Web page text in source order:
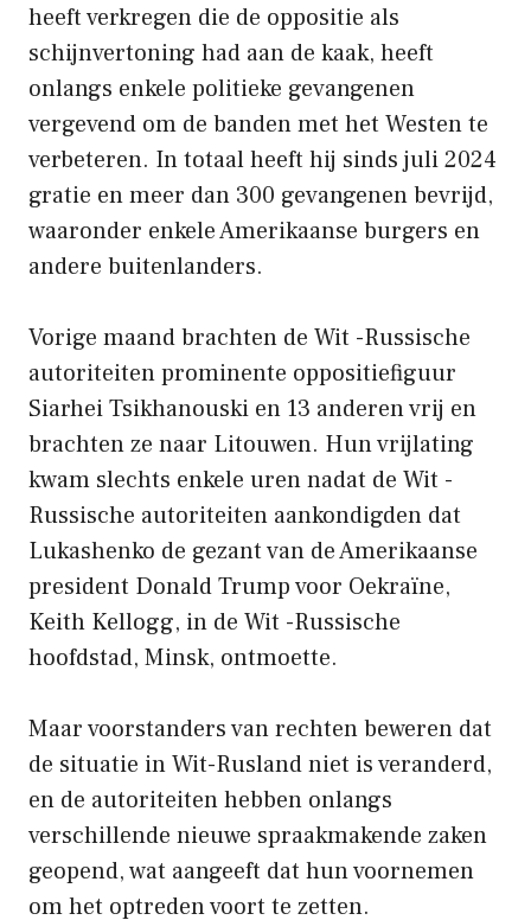
heeft verkregen die de oppositie als
schijnvertoning had aan de kaak, heeft
onlangs enkele politieke gevangenen
vergevend om de banden met het Westen te
verbeteren. In totaal heeft hij sinds juli 2024
gratie en meer dan 300 gevangenen bevrijd,
waaronder enkele Amerikaanse burgers en
andere buitenlanders.
Vorige maand brachten de Wit -Russische
autoriteiten prominente oppositiefiguur
Siarhei Tsikhanouski en 13 anderen vrij en
brachten ze naar Litouwen. Hun vrijlating
kwam slechts enkele uren nadat de Wit -
Russische autoriteiten aankondigden dat
Lukashenko de gezant van de Amerikaanse
president Donald Trump voor Oekraïne,
Keith Kellogg, in de Wit -Russische
hoofdstad, Minsk, ontmoette.
Maar voorstanders van rechten beweren dat
de situatie in Wit-Rusland niet is veranderd,
en de autoriteiten hebben onlangs
verschillende nieuwe spraakmakende zaken
geopend, wat aangeeft dat hun voornemen
om het optreden voort te zetten.